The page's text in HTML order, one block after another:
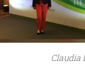
Claudia